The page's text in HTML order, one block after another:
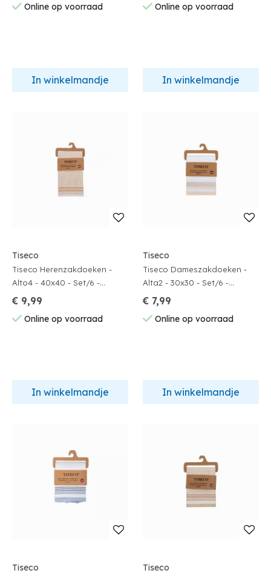
Online op voorraad
In winkelmandje
Online op voorraad
In winkelmandje
Tiseco
Tiseco Herenzakdoeken -
Alto4 - 40x40 - Set/6 -
Indiantan
€ 9,99
Online op voorraad
In winkelmandje
Tiseco
Tiseco Dameszakdoeken -
Alta2 - 30x30 - Set/6 -
Indiantan
€ 7,99
Online op voorraad
In winkelmandje
Tiseco Tiseco